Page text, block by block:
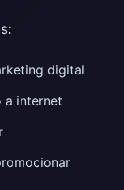
digital
a internet